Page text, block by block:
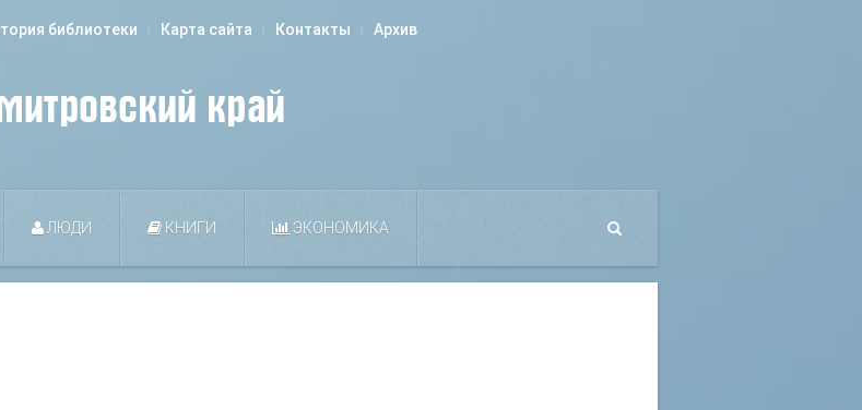
библиотеки Карта сайта Контакты Архив
ЛЮДИ КНИГИ ЭКОНОМИКА